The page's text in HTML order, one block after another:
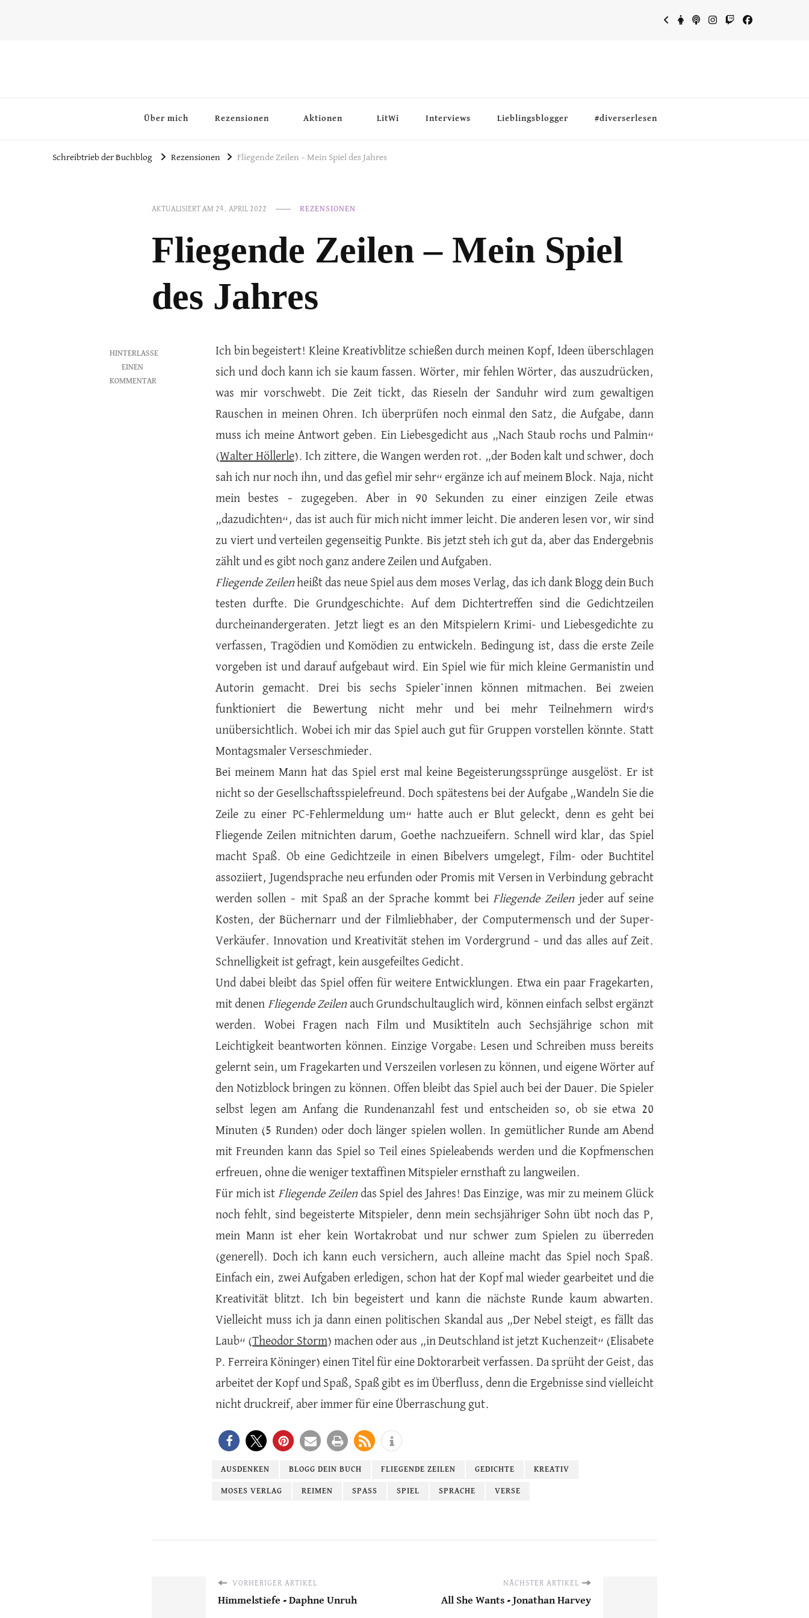
Über mich Rezensionen Aktionen LitWi Interviews Lieblingsblogger #diverserlesen
Schreibtrieb der Buchblog Rezensionen Fliegende Zeilen – Mein Spiel des Jahres
AKTUALISIERT AM 24. APRIL 2022 REZENSIONEN
Fliegende Zeilen – Mein Spiel
des Jahres
HINTERLASSE
EINEN
KOMMENTAR
Ich bin begeistert! Kleine Kreativblitze schießen durch meinen Kopf, Ideen überschlagen
sich und doch kann ich sie kaum fassen. Wörter, mir fehlen Wörter, das auszudrücken,
was mir vorschwebt. Die Zeit tickt, das Rieseln der Sanduhr wird zum gewaltigen
Rauschen in meinen Ohren. Ich überprüfen noch einmal den Satz, die Aufgabe, dann
muss ich meine Antwort geben. Ein Liebesgedicht aus „Nach Staub rochs und Palmin“
(Walter Höllerle). Ich zittere, die Wangen werden rot. „der Boden kalt und schwer, doch
sah ich nur noch ihn, und das gefiel mir sehr“ ergänze ich auf meinem Block. Naja, nicht
mein bestes – zugegeben. Aber in 90 Sekunden zu einer einzigen Zeile etwas
„dazudichten“, das ist auch für mich nicht immer leicht. Die anderen lesen vor, wir sind
zu viert und verteilen gegenseitig Punkte. Bis jetzt steh ich gut da, aber das Endergebnis
zählt und es gibt noch ganz andere Zeilen und Aufgaben.
Fliegende Zeilenheißt das neue Spiel aus dem moses Verlag, das ich dank Blogg dein Buch
testen durfte. Die Grundgeschichte: Auf dem Dichtertreffen sind die Gedichtzeilen
durcheinandergeraten. Jetzt liegt es an den Mitspielern Krimi- und Liebesgedichte zu
verfassen, Tragödien und Komödien zu entwickeln. Bedingung ist, dass die erste Zeile
vorgeben ist und darauf aufgebaut wird. Ein Spiel wie für mich kleine Germanistin und
Autorin gemacht. Drei bis sechs Spieler*innen können mitmachen. Bei zweien
funktioniert die Bewertung nicht mehr und bei mehr Teilnehmern wird’s
unübersichtlich. Wobei ich mir das Spiel auch gut für Gruppen vorstellen könnte. Statt
Montagsmaler Verseschmieder.
Bei meinem Mann hat das Spiel erst mal keine Begeisterungssprünge ausgelöst. Er ist
nicht so der Gesellschaftsspielefreund. Doch spätestens bei der Aufgabe „Wandeln Sie die
Zeile zu einer PC-Fehlermeldung um“ hatte auch er Blut geleckt, denn es geht bei
Fliegende Zeilen mitnichten darum, Goethe nachzueifern. Schnell wird klar, das Spiel
macht Spaß. Ob eine Gedichtzeile in einen Bibelvers umgelegt, Film- oder Buchtitel
assoziiert, Jugendsprache neu erfunden oder Promis mit Versen in Verbindung gebracht
werden sollen – mit Spaß an der Sprache kommt bei Fliegende Zeilenjeder auf seine
Kosten, der Büchernarr und der Filmliebhaber, der Computermensch und der Super-
Verkäufer. Innovation und Kreativität stehen im Vordergrund – und das alles auf Zeit.
Schnelligkeit ist gefragt, kein ausgefeiltes Gedicht.
Und dabei bleibt das Spiel offen für weitere Entwicklungen. Etwa ein paar Fragekarten,
mit denen Fliegende Zeilenauch Grundschultauglich wird, können einfach selbst ergänzt
werden. Wobei Fragen nach Film und Musiktiteln auch Sechsjährige schon mit
Leichtigkeit beantworten können. Einzige Vorgabe: Lesen und Schreiben muss bereits
gelernt sein, um Fragekarten und Verszeilen vorlesen zu können, und eigene Wörter auf
den Notizblock bringen zu können. Offen bleibt das Spiel auch bei der Dauer. Die Spieler
selbst legen am Anfang die Rundenanzahl fest und entscheiden so, ob sie etwa 20
Minuten (5 Runden) oder doch länger spielen wollen. In gemütlicher Runde am Abend
mit Freunden kann das Spiel so Teil eines Spieleabends werden und die Kopfmenschen
erfreuen, ohne die weniger textaffinen Mitspieler ernsthaft zu langweilen.
Für mich ist Fliegende Zeilendas Spiel des Jahres! Das Einzige, was mir zu meinem Glück
noch fehlt, sind begeisterte Mitspieler, denn mein sechsjähriger Sohn übt noch das P,
mein Mann ist eher kein Wortakrobat und nur schwer zum Spielen zu überreden
(generell). Doch ich kann euch versichern, auch alleine macht das Spiel noch Spaß.
Einfach ein, zwei Aufgaben erledigen, schon hat der Kopf mal wieder gearbeitet und die
Kreativität blitzt. Ich bin begeistert und kann die nächste Runde kaum abwarten.
Vielleicht muss ich ja dann einen politischen Skandal aus „Der Nebel steigt, es fällt das
Laub“ (Theodor Storm) machen oder aus „in Deutschland ist jetzt Kuchenzeit“ (Elisabete
P. Ferreira Köninger) einen Titel für eine Doktorarbeit verfassen. Da sprüht der Geist, das
arbeitet der Kopf und Spaß, Spaß gibt es im Überfluss, denn die Ergebnisse sind vielleicht
nicht druckreif, aber immer für eine Überraschung gut.
AUSDENKEN BLOGG DEIN BUCH FLIEGENDE ZEILEN GEDICHTE KREATIV
MOSES VERLAG REIMEN SPASS SPIEL SPRACHE VERSE
VORHERIGER ARTIKEL
Himmelstiefe - Daphne Unruh
NÄCHSTER ARTIKEL
All She Wants - Jonathan Harvey